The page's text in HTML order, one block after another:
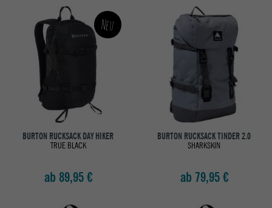
Neu
BURTON RUCKSACK DAY HIKER
TRUE BLACK
ab 89,95 €
BURTON RUCKSACK TINDER 2.0
SHARKSKIN
ab 79,95 €